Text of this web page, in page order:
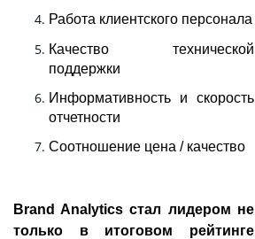
Работа клиентского персонала
Качество технической
поддержки
Информативность и скорость
отчетности
Соотношение цена / качество
Brand Analytics стал лидером не
только в итоговом рейтинге